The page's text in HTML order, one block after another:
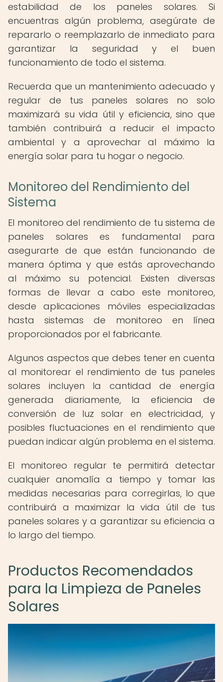
estabilidad de los paneles solares. Si
encuentras algún problema, asegúrate de
repararlo o reemplazarlo de inmediato para
garantizar la seguridad y el buen
funcionamiento de todo el sistema.
Recuerda que un mantenimiento adecuado y
regular de tus paneles solares no solo
maximizará su vida útil y eficiencia, sino que
también contribuirá a reducir el impacto
ambiental y a aprovechar al máximo la
energía solar para tu hogar o negocio.
Monitoreo del Rendimiento del
Sistema
El monitoreo del rendimiento de tu sistema de
paneles solares es fundamental para
asegurarte de que están funcionando de
manera óptima y que estás aprovechando
al máximo su potencial. Existen diversas
formas de llevar a cabo este monitoreo,
desde aplicaciones móviles especializadas
hasta sistemas de monitoreo en línea
proporcionados por el fabricante.
Algunos aspectos que debes tener en cuenta
al monitorear el rendimiento de tus paneles
solares incluyen la cantidad de energía
generada diariamente, la eficiencia de
conversión de luz solar en electricidad, y
posibles fluctuaciones en el rendimiento que
puedan indicar algún problema en el sistema.
El monitoreo regular te permitirá detectar
cualquier anomalía a tiempo y tomar las
medidas necesarias para corregirlas, lo que
contribuirá a maximizar la vida útil de tus
paneles solares y a garantizar su eficiencia a
lo largo del tiempo.
Productos Recomendados
para la Limpieza de Paneles
Solares